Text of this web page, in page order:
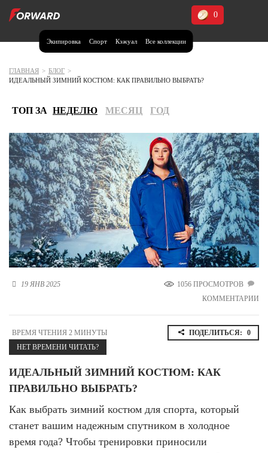
Экипировка Спорт Кэжуал Все коллекции
0
Москва и МО
Иркутская область (2)
Калининградская область (1)
Кемеровская область (2)
Краснодарский край (5)
Красноярский край (5)
Курская область (1)
Москва и МО (14)
Нижегородская область (1)
Республика Крым (1)
Республика Татарстан (2)
Санкт-Петербург и ЛО (3)
Саратовская область (1)
Смоленская область (1)
ГЛАВНАЯ > БЛОГ >
ИДЕАЛЬНЫЙ ЗИМНИЙ КОСТЮМ: КАК ПРАВИЛЬНО ВЫБРАТЬ?
ТОП ЗА НЕДЕЛЮ МЕСЯЦ ГОД
19 ЯНВ 2025
1056 ПРОСМОТРОВ
КОММЕНТАРИИ
ВРЕМЯ ЧТЕНИЯ 2 МИНУТЫ
НЕТ ВРЕМЕНИ ЧИТАТЬ?
ПОДЕЛИТЬСЯ: 0
ИДЕАЛЬНЫЙ ЗИМНИЙ КОСТЮМ: КАК
ПРАВИЛЬНО ВЫБРАТЬ?
Как выбрать зимний костюм для спорта, который
станет вашим надежным спутником в холодное
время года? Чтобы тренировки приносили